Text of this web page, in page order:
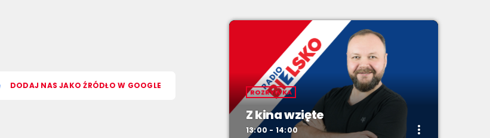
DODAJ NAS JAKO ŹRÓDŁO W GOOGLE
ROZRYWKA
Z kina wzięte
13:00 - 14:00 more_vert